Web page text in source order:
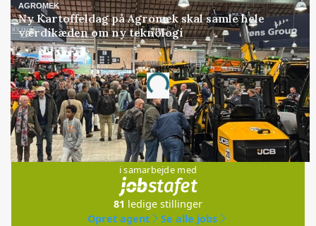
AGROMEK
Ny Kartoffeldag på Agromek skal samle hele
værdikæden om ny teknologi
Annonce
Loading...
Jobs
i samarbejde med
81 ledige stillinger
Opret agent
Se alle jobs